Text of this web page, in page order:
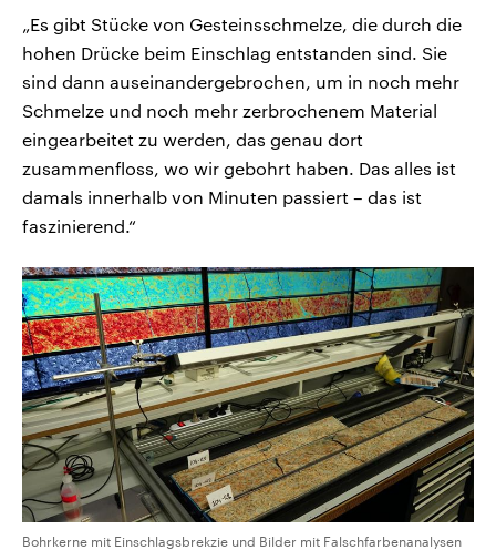
„Es gibt Stücke von Gesteinsschmelze, die durch die
hohen Drücke beim Einschlag entstanden sind. Sie
sind dann auseinandergebrochen, um in noch mehr
Schmelze und noch mehr zerbrochenem Material
eingearbeitet zu werden, das genau dort
zusammenfloss, wo wir gebohrt haben. Das alles ist
damals innerhalb von Minuten passiert – das ist
faszinierend.“
Bohrkerne mit Einschlagsbrekzie und Bilder mit Falschfarbenanalysen